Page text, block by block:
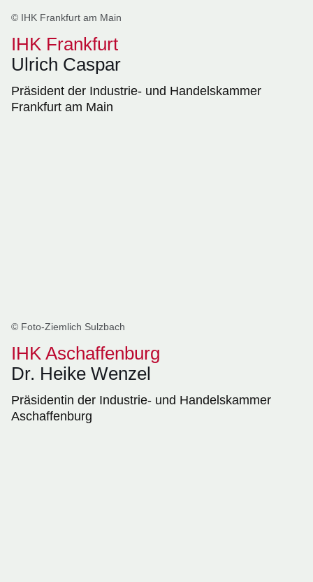
© IHK Frankfurt am Main
IHK Frankfurt
Ulrich Caspar
Präsident der Industrie- und Handelskammer
Frankfurt am Main
© Foto-Ziemlich Sulzbach
IHK Aschaffenburg
Dr. Heike Wenzel
Präsidentin der Industrie- und Handelskammer
Aschaffenburg